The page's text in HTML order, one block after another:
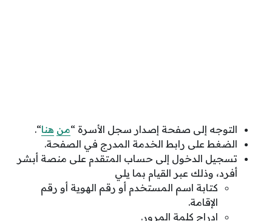
التوجه إلى صفحة إصدار سجل الأسرة “من هنا“.
الضغط على رابط الخدمة المدرج في الصفحة.
تسجيل الدخول إلى حساب المتقدم على منصة أبشر
أفرد، وذلك عبر القيام بما يلي
كتابة اسم المستخدم أو رقم الهوية أو رقم
الإقامة.
إدراج كلمة المرور.